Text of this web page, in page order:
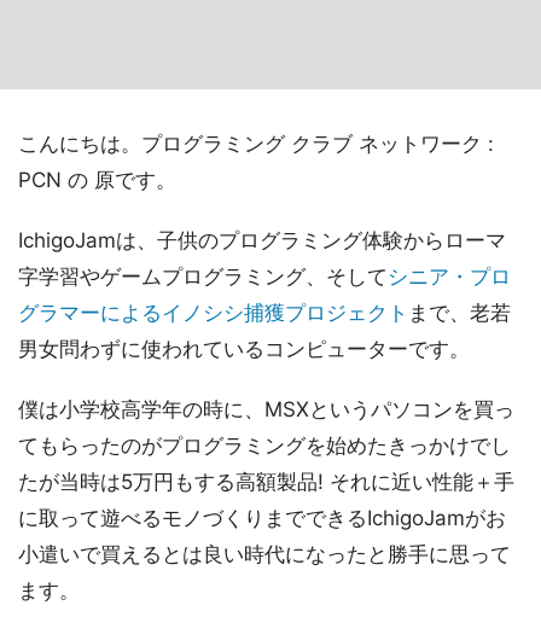
こんにちは。プログラミング クラブ ネットワーク :
PCN の 原です。
IchigoJamは、子供のプログラミング体験からローマ
字学習やゲームプログラミング、そして シニア・プロ
グラマーによるイノシシ捕獲プロジェクト まで、老若
男女問わずに使われているコンピューターです。
僕は小学校高学年の時に、MSXというパソコンを買っ
てもらったのがプログラミングを始めたきっかけでし
たが当時は5万円もする高額製品! それに近い性能＋手
に取って遊べるモノづくりまでできるIchigoJamがお
小遣いで買えるとは良い時代になったと勝手に思って
ます。